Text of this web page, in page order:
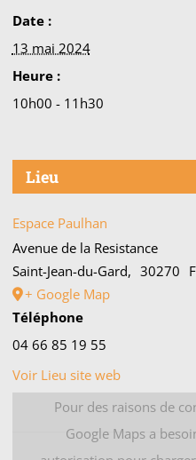
Date :
13 mai 2024
Heure :
10h00 - 11h30
Lieu
Espace Paulhan
Avenue de la Resistance
Saint-Jean-du-Gard, 30270
+ Google Map
Téléphone
04 66 85 19 55
Voir Lieu site web
Pour des raisons de
Google Maps a